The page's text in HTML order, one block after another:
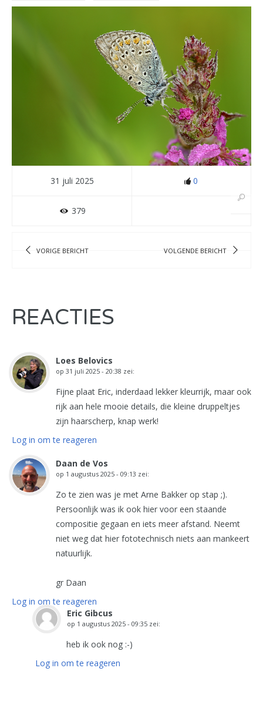
31 juli 2025 0
379
VORIGE BERICHT VOLGENDE BERICHT
REACTIES
Loes Belovics
op 31 juli 2025 - 20:38 zei:
Fijne plaat Eric, inderdaad lekker kleurrijk, maar ook
rijk aan hele mooie details, die kleine druppeltjes
zijn haarscherp, knap werk!
Log in om te reageren
Daan de Vos
op 1 augustus 2025 - 09:13 zei:
Zo te zien was je met Arne Bakker op stap ;).
Persoonlijk was ik ook hier voor een staande
compositie gegaan en iets meer afstand. Neemt
niet weg dat hier fototechnisch niets aan mankeert
natuurlijk.
gr Daan
Log in om te reageren
Eric Gibcus
op 1 augustus 2025 - 09:35 zei:
heb ik ook nog :-)
Log in om te reageren